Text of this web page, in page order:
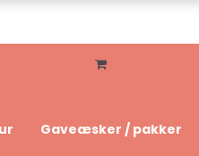
Gaveæsker / pakker